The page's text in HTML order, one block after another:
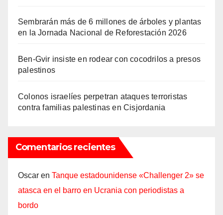
Sembrarán más de 6 millones de árboles y plantas
en la Jornada Nacional de Reforestación 2026
Ben-Gvir insiste en rodear con cocodrilos a presos
palestinos
Colonos israelíes perpetran ataques terroristas
contra familias palestinas en Cisjordania
Comentarios recientes
Oscar en Tanque estadounidense «Challenger 2» se
atasca en el barro en Ucrania con periodistas a
bordo